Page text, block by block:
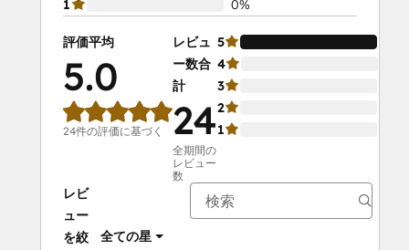
1 0%
評価平均
5.0
24件の評価に基づく
レビュ
ー数合
計
24
全期間の
レビュー
数
5
4
3
2
1
レビ
ュー
を絞
全ての星